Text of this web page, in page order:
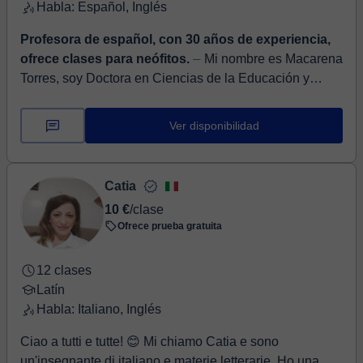
uncinetto e ferri.
Habla: Español, Inglés
Profesora de español, con 30 años de experiencia,
ofrece clases para neófitos. ⏤ Mi nombre es Macarena
Torres, soy Doctora en Ciencias de la Educación y
clases en diferentes pla...
Ver disponibilidad
Catia
10 €/clase
Ofrece prueba gratuita
12 clases
Latín
Habla: Italiano, Inglés
Ciao a tutti e tutte! 😊 Mi chiamo Catia e sono